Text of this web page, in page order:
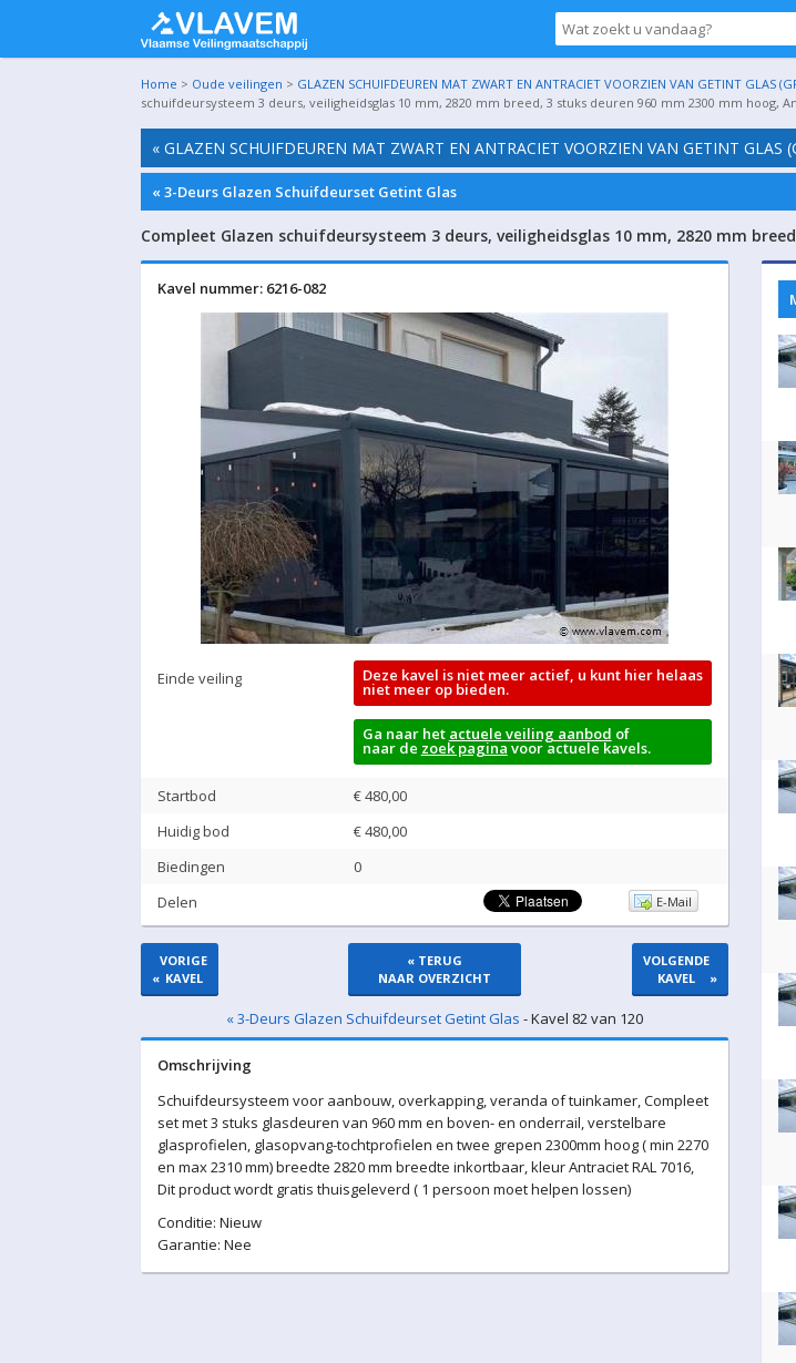
Home > Oude veilingen > GLAZEN SCHUIFDEUREN MAT ZWART EN ANTRACIET VOORZIEN VAN GETINT GLAS
schuifdeursysteem 3 deurs, veiligheidsglas 10 mm, 2820 mm breed, 3 stuks deuren 960 mm 2300 mm hoog,
« GLAZEN SCHUIFDEUREN MAT ZWART EN ANTRACIET VOORZIEN VAN GETINT GLAS
« 3-Deurs Glazen Schuifdeurset Getint Glas
Compleet Glazen schuifdeursysteem 3 deurs, veiligheidsglas 10 mm, 2820 mm
Kavel nummer: 6216-082
Einde veiling Deze kavel is niet meer actief, u kunt hier helaas
niet meer op bieden.
Ga naar het actuele veiling aanbod of
naar de zoek paginavoor actuele kavels.
Startbod
€ 480,00
Huidig bod
€480,00
Biedingen
0
Delen
E-Mail
«
VORIGE
KAVEL
« TERUG
NAAR OVERZICHT
VOLGENDE
KAVEL
»
« 3-Deurs Glazen Schuifdeurset Getint Glas - Kavel 82 van 120
Omschrijving
Schuifdeursysteem voor aanbouw, overkapping, veranda of tuinkamer, Compleet
set met 3 stuks glasdeuren van 960 mm en boven- en onderrail, verstelbare
glasprofielen, glasopvang-tochtprofielen en twee grepen 2300mm hoog ( min 2270
en max 2310 mm) breedte 2820 mm breedte inkortbaar, kleur Antraciet RAL 7016,
Dit product wordt gratis thuisgeleverd ( 1 persoon moet helpen lossen)
Conditie: Nieuw
Garantie: Nee